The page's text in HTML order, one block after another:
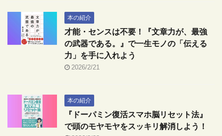
本の紹介
才能・センスは不要！『文章力が、最強
の武器である。』で一生モノの「伝える
力」を手に入れよう
2026/2/21
本の紹介
『ドーパミン復活スマホ脳リセット法』
で頭のモヤモヤをスッキリ解消しよう！